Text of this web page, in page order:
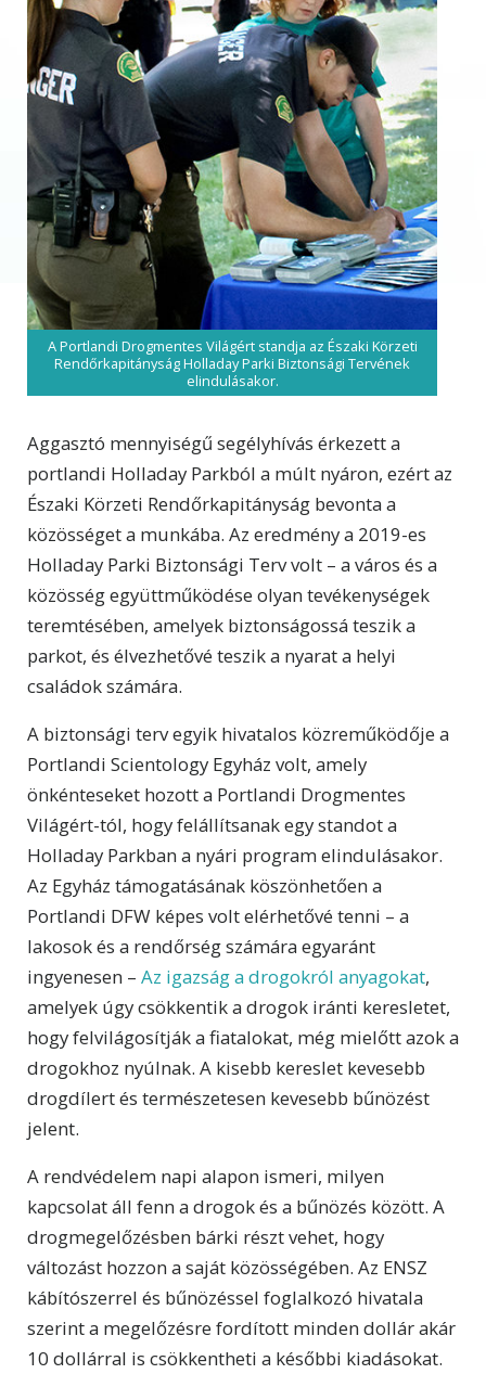
A Portlandi Drogmentes Világért standja az Északi Körzeti
Rendőrkapitányság Holladay Parki Biztonsági Tervének
elindulásakor.
Aggasztó mennyiségű segélyhívás érkezett a
portlandi Holladay Parkból a múlt nyáron, ezért az
Északi Körzeti Rendőrkapitányság bevonta a
közösséget a munkába. Az eredmény a 2019-es
Holladay Parki Biztonsági Terv volt – a város és a
közösség együttműködése olyan tevékenységek
teremtésében, amelyek biztonságossá teszik a
parkot, és élvezhetővé teszik a nyarat a helyi
családok számára.
A biztonsági terv egyik hivatalos közreműködője a
Portlandi Scientology Egyház volt, amely
önkénteseket hozott a Portlandi Drogmentes
Világért-tól, hogy felállítsanak egy standot a
Holladay Parkban a nyári program elindulásakor.
Az Egyház támogatásának köszönhetően a
Portlandi DFW képes volt elérhetővé tenni – a
lakosok és a rendőrség számára egyaránt
ingyenesen – Az igazság a drogokról anyagokat,
amelyek úgy csökkentik a drogok iránti keresletet,
hogy felvilágosítják a fiatalokat, még mielőtt azok a
drogokhoz nyúlnak. A kisebb kereslet kevesebb
drogdílert és természetesen kevesebb bűnözést
jelent.
A rendvédelem napi alapon ismeri, milyen
kapcsolat áll fenn a drogok és a bűnözés között. A
drogmegelőzésben bárki részt vehet, hogy
változást hozzon a saját közösségében. Az ENSZ
kábítószerrel és bűnözéssel foglalkozó hivatala
szerint a megelőzésre fordított minden dollár akár
10 dollárral is csökkentheti a későbbi kiadásokat.